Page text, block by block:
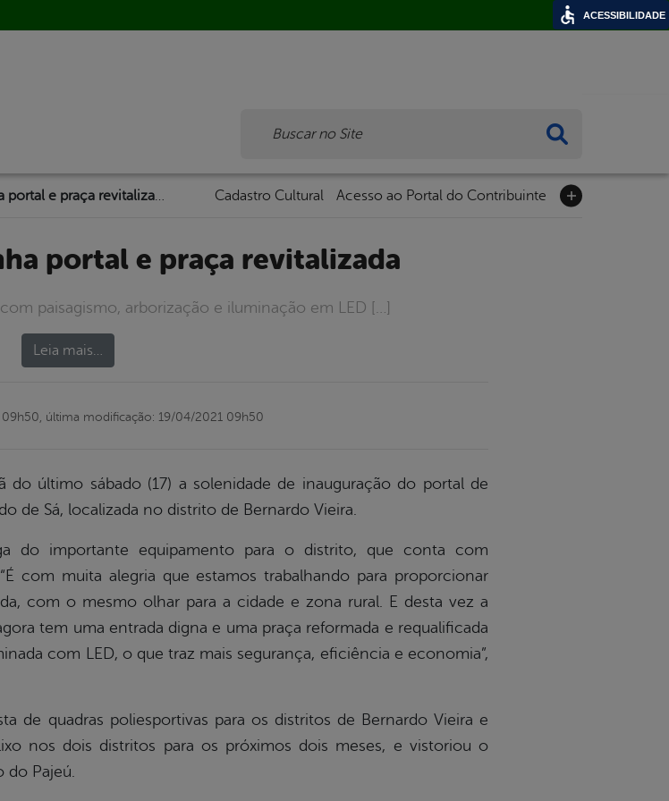
Cadastro Cultural Acesso ao Portal do Contribuinte
portal e praça revitalizada
paisagismo, arborização e iluminação em LED […]
Leia mais…
última modificação: 19/04/2021 09h50
do último sábado (17) a solenidade de inauguração do portal de
de Sá, localizada no distrito de Bernardo Vieira.
do importante equipamento para o distrito, que conta com
com muita alegria que estamos trabalhando para proporcionar
com o mesmo olhar para a cidade e zona rural. E desta vez a
tem uma entrada digna e uma praça reformada e requalificada
com LED, o que traz mais segurança, eficiência e economia”,
de quadras poliesportivas para os distritos de Bernardo Vieira e
nos dois distritos para os próximos dois meses, e vistoriou o
do Pajeú.
ACESSIBILIDADE